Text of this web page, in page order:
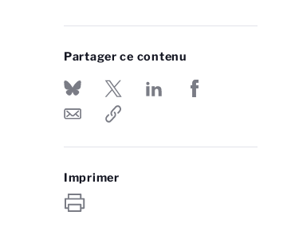
Partager ce contenu
Imprimer